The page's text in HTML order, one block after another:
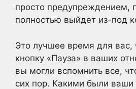
просто предупреждением,
полностью выйдет из-под
Это лучшее время для вас,
кнопку «Пауза» в ваших
вы могли вспомнить все,
сих пор. Какими были